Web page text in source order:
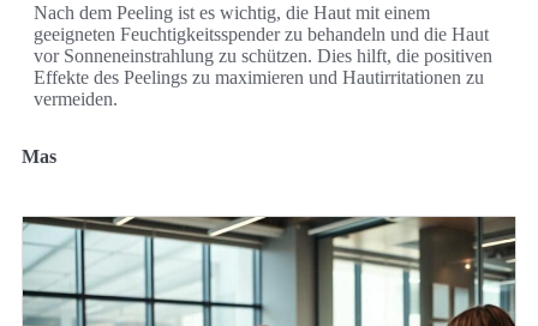
Nach dem Peeling ist es wichtig, die Haut mit einem
geeigneten Feuchtigkeitsspender zu behandeln und die Haut
vor Sonneneinstrahlung zu schützen. Dies hilft, die positiven
Effekte des Peelings zu maximieren und Hautirritationen zu
vermeiden.
Mas